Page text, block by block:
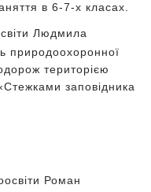
в 6-7-х класах.
Людмила
природоохоронної
територією
заповідника
Роман